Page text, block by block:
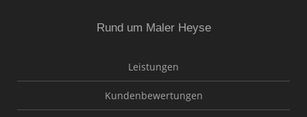
Rund um Maler Heyse
Leistungen
Kundenbewertungen